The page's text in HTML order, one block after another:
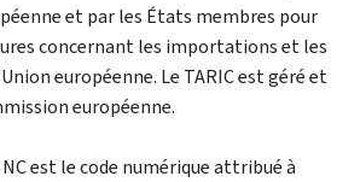
et par les États membres pour
concernant les importations et les
européenne. Le TARIC est géré et
européenne.
NC est le code numérique attribué à